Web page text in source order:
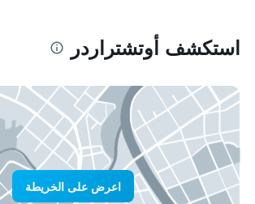
استكشف أوتشتراردر
اعرض على الخريطة